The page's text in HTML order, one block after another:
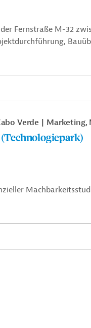
Fernstraße M-32
,
Verde Marketing,